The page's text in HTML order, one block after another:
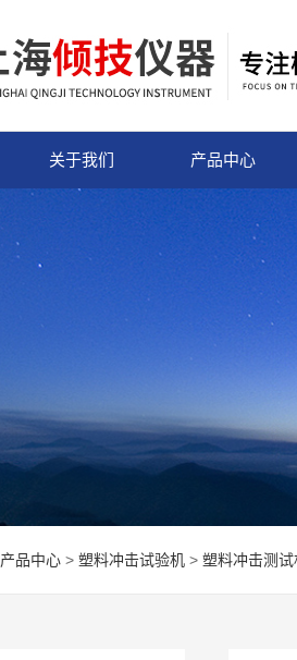
关于我们 产品中心
产品中心 > 塑料冲击试验机 > 塑料冲击测试